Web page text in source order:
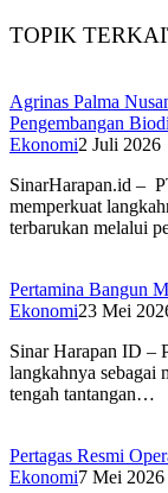
TOPIK
Agrinas Palma
Pengembangan
Ekonomi2 Juli 2026
SinarHarapan.id –
memperkuat
terbarukan melalui
Pertamina Bangun
Ekonomi23 Mei
Sinar Harapan ID –
langkahnya sebagai
tengah tantangan…
Pertagas Resmi
Ekonomi7 Mei 2026